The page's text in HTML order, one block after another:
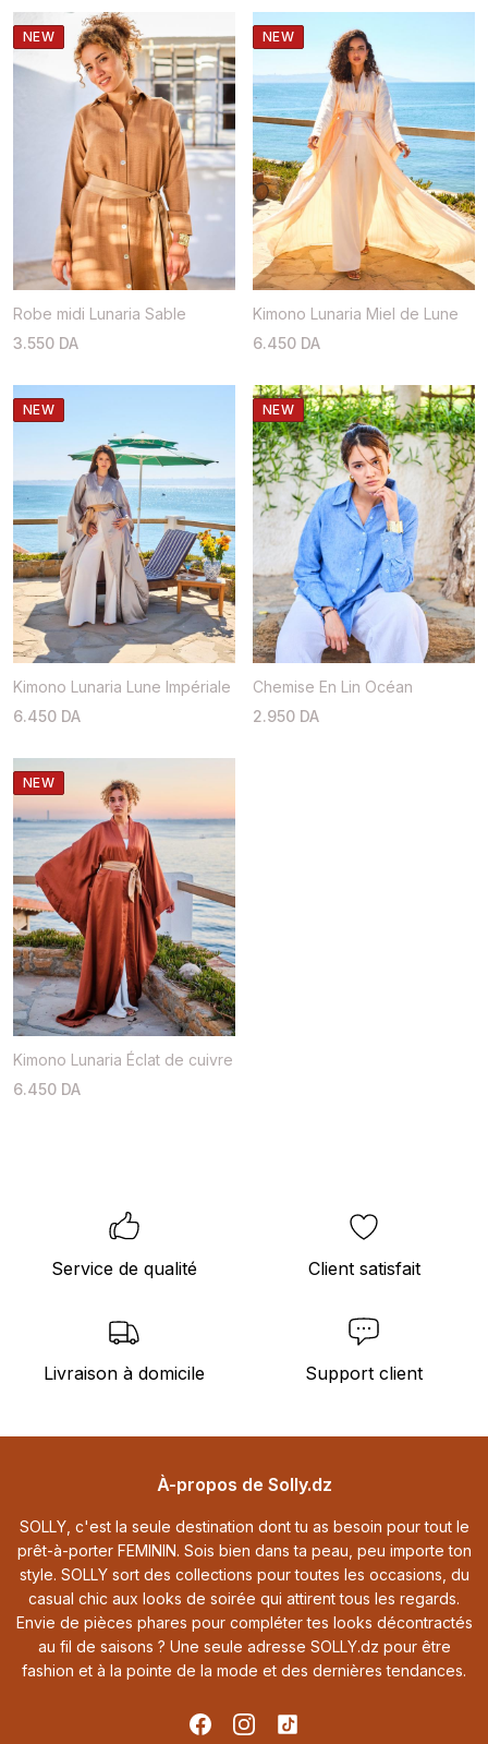
NEW
Robe midi Lunaria Sable
3.550 DA
NEW
Kimono Lunaria Miel de Lune
6.450 DA
NEW
Kimono Lunaria Lune Impériale
6.450 DA
NEW
Chemise En Lin Océan
2.950 DA
NEW
Kimono Lunaria Éclat de cuivre
6.450 DA
Service de qualité Client satisfait
Livraison à domicile Support client
À-propos de Solly.dz
SOLLY, c'est la seule destination dont tu as besoin pour tout le
prêt-à-porter FEMININ. Sois bien dans ta peau, peu importe ton
style. SOLLY sort des collections pour toutes les occasions, du
casual chic aux looks de soirée qui attirent tous les regards.
Envie de pièces phares pour compléter tes looks décontractés
au fil de saisons ? Une seule adresse SOLLY.dz pour être
fashion et à la pointe de la mode et des dernières tendances.
FacebookInstagram
TikTok